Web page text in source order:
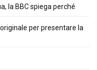
la BBC spiega perché
per presentare la